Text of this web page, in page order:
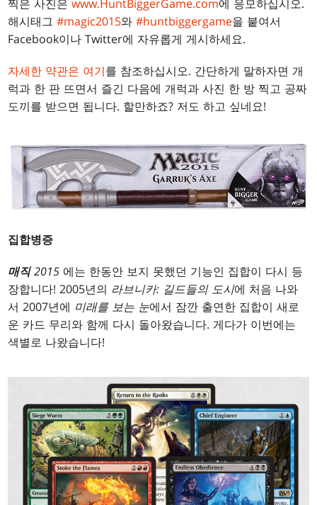
찍은 사진은www.HuntBiggerGame.com에 응모하십시오.
해시태그#magic2015와#huntbiggergame을 붙여서
Facebook이나 Twitter에 자유롭게 게시하세요.
자세한 약관은 여기를 참조하십시오. 간단하게 말하자면 개
럭과 한 판 뜨면서 즐긴 다음에 개럭과 사진 한 방 찍고 공짜
도끼를 받으면 됩니다. 할만하죠? 저도 하고 싶네요!
집합병증
매직2015 에는 한동안 보지 못했던 기능인 집합이 다시 등
장합니다! 2005년의 라브니카: 길드들의 도시에 처음 나와
서 2007년에 미래를 보는 눈에서 잠깐 출연한 집합이 새로
운 카드 무리와 함께 다시 돌아왔습니다. 게다가 이번에는
색별로 나왔습니다!